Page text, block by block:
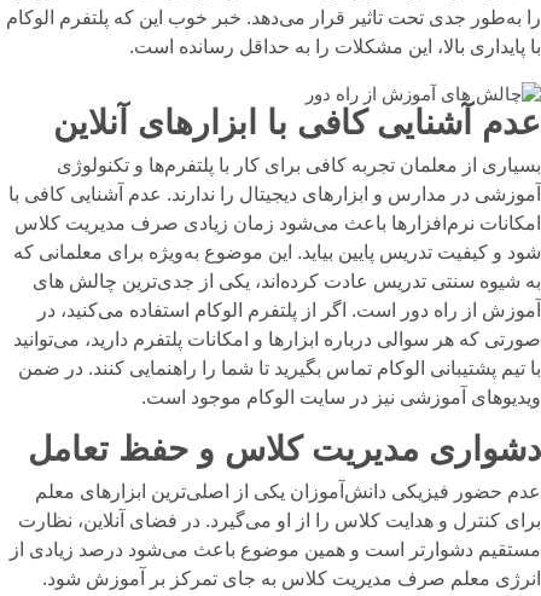
را به‌طور جدی تحت تاثیر قرار می‌دهد. خبر خوب این که پلتفرم الوکام
با پایداری بالا، این مشکلات را به حداقل رسانده است.
عدم آشنایی کافی با ابزارهای آنلاین
بسیاری از معلمان تجربه کافی برای کار با پلتفرم‌ها و تکنولوژی
آموزشی در مدارس و ابزارهای دیجیتال را ندارند. عدم آشنایی کافی با
امکانات نرم‌افزارها باعث می‌شود زمان زیادی صرف مدیریت کلاس
شود و کیفیت تدریس پایین بیاید. این موضوع به‌ویژه برای معلمانی که
به شیوه سنتی تدریس عادت کرده‌اند، یکی از جدی‌ترین چالش های
آموزش از راه دور است. اگر از پلتفرم الوکام استفاده می‌کنید، در
صورتی که هر سوالی درباره ابزارها و امکانات پلتفرم دارید، می‌توانید
با تیم پشتیبانی الوکام تماس بگیرید تا شما را راهنمایی کنند. در ضمن
ویدیوهای آموزشی نیز در سایت الوکام موجود است.
دشواری مدیریت کلاس و حفظ تعامل
عدم حضور فیزیکی دانش‌آموزان یکی از اصلی‌ترین ابزارهای معلم
برای کنترل و هدایت کلاس را از او می‌گیرد. در فضای آنلاین، نظارت
مستقیم دشوارتر است و همین موضوع باعث می‌شود درصد زیادی از
انرژی معلم صرف مدیریت کلاس به جای تمرکز بر آموزش شود.